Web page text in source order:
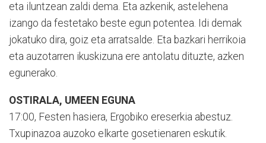
eta iluntzean zaldi dema. Eta azkenik, astelehena
izango da festetako beste egun potentea. Idi demak
jokatuko dira, goiz eta arratsalde. Eta bazkari herrikoia
eta auzotarren ikuskizuna ere antolatu dituzte, azken
egunerako.
OSTIRALA, UMEEN EGUNA
17:00, Festen hasiera, Ergobiko ereserkia abestuz.
Txupinazoa auzoko elkarte gosetienaren eskutik.